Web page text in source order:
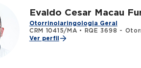
Evaldo Cesar Macau
Otorrinolaringologia Geral
CRM 10415/MA •
RQE 3698 -
Ver perfil